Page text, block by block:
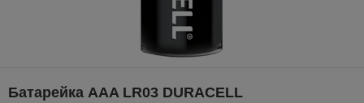
Батарейка AAA LR03 DURACELL